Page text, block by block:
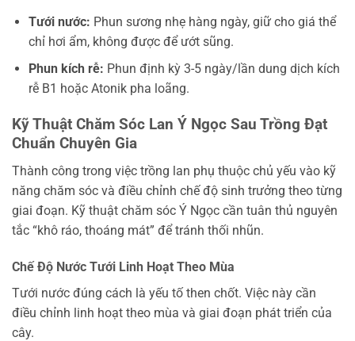
Tưới nước: Phun sương nhẹ hàng ngày, giữ cho giá thể
chỉ hơi ẩm, không được để ướt sũng.
Phun kích rễ: Phun định kỳ 3-5 ngày/lần dung dịch kích
rễ B1 hoặc Atonik pha loãng.
Kỹ Thuật Chăm Sóc Lan Ý Ngọc Sau Trồng Đạt
Chuẩn Chuyên Gia
Thành công trong việc trồng lan phụ thuộc chủ yếu vào kỹ
năng chăm sóc và điều chỉnh chế độ sinh trưởng theo từng
giai đoạn. Kỹ thuật chăm sóc Ý Ngọc cần tuân thủ nguyên
tắc “khô ráo, thoáng mát” để tránh thối nhũn.
Chế Độ Nước Tưới Linh Hoạt Theo Mùa
Tưới nước đúng cách là yếu tố then chốt. Việc này cần
điều chỉnh linh hoạt theo mùa và giai đoạn phát triển của
cây.